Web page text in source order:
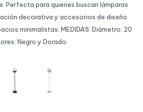
Perfecta para quienes buscan lámparas
decorativa y accesorios de diseño
minimalistas. MEDIDAS: Diámetro: 20
Negro y Dorado.